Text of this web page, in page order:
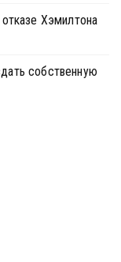
Хэмилтона
собственную